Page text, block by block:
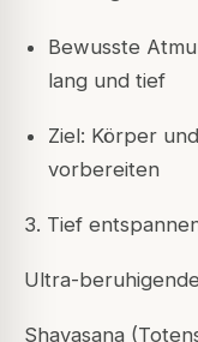
Bewusste
lang und tief
Ziel: Körper
vorbereiten
3. Tief
Ultra-
Shavasana